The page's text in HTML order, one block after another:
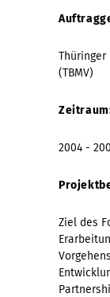
(TBMV)
2004 -
Ziel des